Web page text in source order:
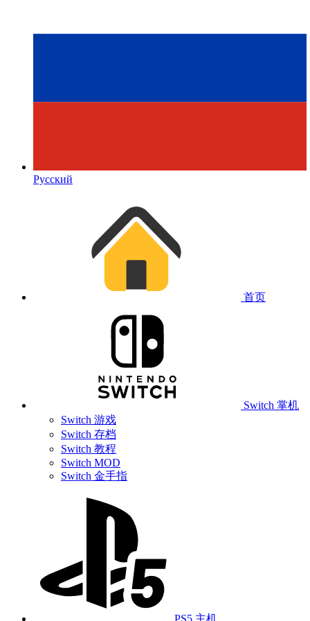
Русский
首页
Switch 掌机
Switch 游戏
Switch 存档
Switch 教程
Switch MOD
Switch 金手指